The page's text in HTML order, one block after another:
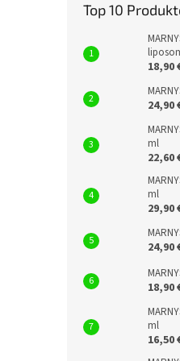
Top 10
18,90
24,90
ml
22,60
ml
29,90
24,90
18,90
ml
16,50